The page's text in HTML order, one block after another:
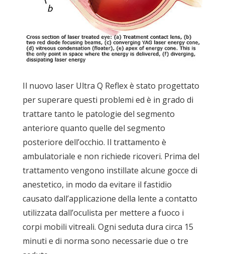
Il nuovo laser Ultra Q Reflex è stato progettato
per superare questi problemi ed è in grado di
trattare tanto le patologie del segmento
anteriore quanto quelle del segmento
posteriore dell’occhio. Il trattamento è
ambulatoriale e non richiede ricoveri. Prima del
trattamento vengono instillate alcune gocce di
anestetico, in modo da evitare il fastidio
causato dall’applicazione della lente a contatto
utilizzata dall’oculista per mettere a fuoco i
corpi mobili vitreali. Ogni seduta dura circa 15
minuti e di norma sono necessarie due o tre